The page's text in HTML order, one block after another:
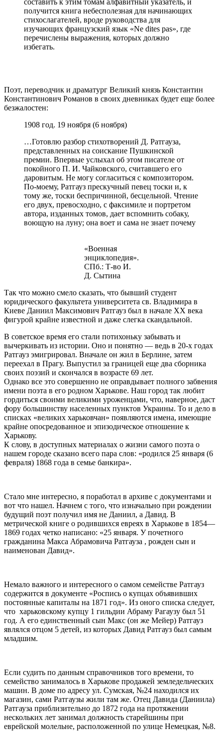
получится книга небесполезная для начинающих
стихослагателей, вроде руководства для
изучающих французский язык «Ne dites pas», где
перечислены выражения, которых дoлжно
избегать.
Поэт, переводчик и драматург Великий князь Константин
Константинович Романов в своих дневниках будет еще более
безжалостен:
1908 год. 19 ноября (6 ноября)
…Готовлю разбор стихотворений Д. Ратгауза,
представленных на соискание Пушкинской
премии. Впервые услыхал об этом писателе от
покойного П. И. Чайковского, считавшего его
даровитым. Не могу согласиться с композитором.
По-моему, Ратгауз прескучный певец тоски и, к
тому же, тоски беспричинной, бесцельной. Чтение
его двух, превосходно, с факсимиле и портретом
автора, изданных томов, дает вспомнить собаку,
воющую на луну; она воет и сама не знает почему
«Военная
энциклопедия».
СПб.: Т-во И.
Д. Сытина
Так что можно смело сказать, что бывший студент
юридического факультета университета св. Владимира в
Киеве Даниил Максимович Ратгауз был в начале ХХ века
фигурой крайне известной и даже слегка скандальной.
В советское время его стали потихоньку забывать и
вычеркивать из истории. Оно и понятно ― ведь в 20-х годах
Ратгауз эмигрировал. Вначале он жил в Берлине, затем
переехал в Прагу. Выпустил за границей еще два сборника
своих поэзий и скончался в возрасте 69 лет.
Однако все это совершенно не оправдывает полного забвения
имени поэта в его родном Харькове. Наш город так любит
гордиться своими великими уроженцами, что, наверное, даст
фору большинству населенных пунктов Украины. То и дело в
списках «великих харьковчан» появляются имена, имеющие
крайне опосредованное и эпизодическое отношение к
Харькову.
К слову, в доступных материалах о жизни самого поэта о
нашем городе сказано всего пара слов: «родился 25 января (6
февраля) 1868 года в семье банкира».
Стало мне интересно, я поработал в архиве с документами и
вот что нашел. Начнем с того, что изначально при рождении
будущий поэт получил имя не Даниил, а Давид. В
метрической книге о родившихся евреях в Харькове в 1854—
1869 годах четко написано: «25 января. У почетного
гражданина Макса Абрамовича Ратгауза , рожден сын и
наименован Давид».
Немало важного и интересного о самом семействе Ратгауз
содержится в документе «Роспись о купцах объявивших
постоянные капиталы на 1871 год». Из оного списка следует,
что харьковскому купцу 1 гильдии Абраму Рагаузу был 51
год. А его единственный сын Макс (он же Мейер) Ратгауз
являлся отцом 5 детей, из которых Давид Ратгауз был самым
младшим.
Если судить по данным справочников того времени, то
семейство занималось в Харькове продажей земледельческих
машин. В доме по адресу ул. Сумская, №24 находился их
магазин, сами Ратгаузы жили там же. Отец Давида (Даниила)
Ратгауза приблизительно до 1872 года на протяжении
нескольких лет занимал должность старейшины при
еврейской молельне, расположенной по улице Немецкая, №8.